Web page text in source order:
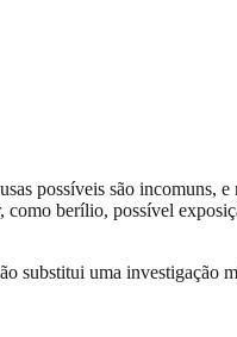
possíveis são
berílio, possível
substitui uma investigação